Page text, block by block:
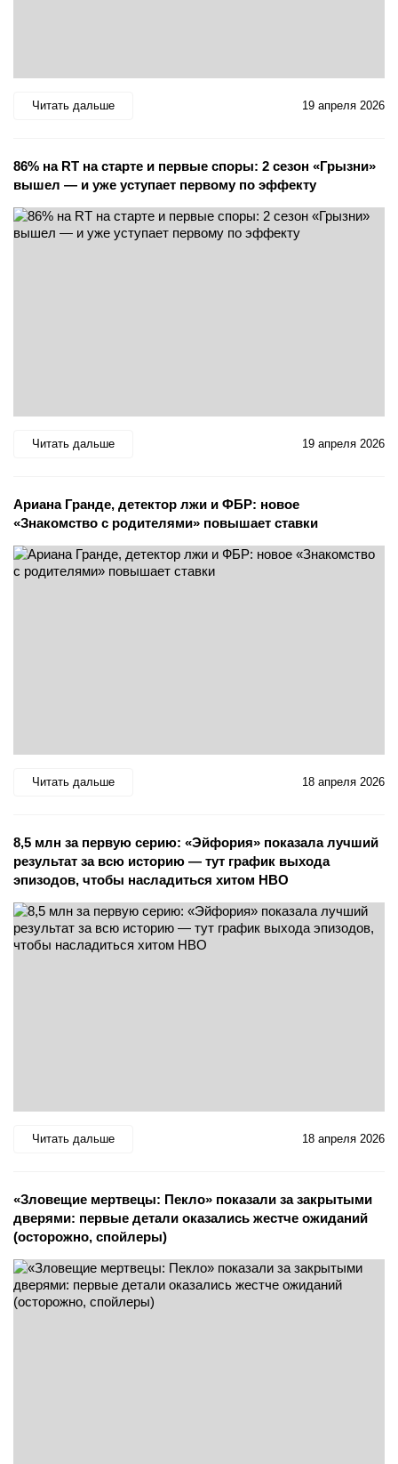
Читать дальше 19 апреля 2026
86% на RT на старте и первые споры: 2 сезон «Грызни»
вышел — и уже уступает первому по эффекту
Читать дальше 19 апреля 2026
Ариана Гранде, детектор лжи и ФБР: новое
«Знакомство с родителями» повышает ставки
Читать дальше 18 апреля 2026
8,5 млн за первую серию: «Эйфория» показала лучший
результат за всю историю — тут график выхода
эпизодов, чтобы насладиться хитом HBO
Читать дальше 18 апреля 2026
«Зловещие мертвецы: Пекло» показали за закрытыми
дверями: первые детали оказались жестче ожиданий
(осторожно, спойлеры)